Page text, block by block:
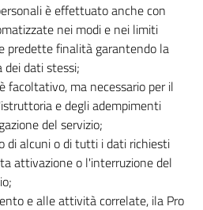
è effettuato anche con
nei modi e nei limiti
predette finalità garantendo la
dei dati stessi;
facoltativo, ma necessario per il
e degli adempimenti
del servizio;
di alcuni o di tutti i dati richiesti
attivazione o l'interruzione del
e alle attività correlate, ila Pro